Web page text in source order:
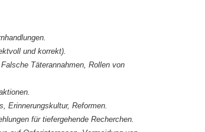
und korrekt).
Täterannahmen, Rollen von
Erinnerungskultur, Reformen.
für tiefergehende Recherchen.